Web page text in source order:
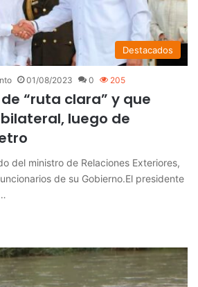
Destacados
01/08/2023 0 205
“ruta clara” y que
luego de
del ministro de Relaciones Exteriores,
de su Gobierno.El presidente